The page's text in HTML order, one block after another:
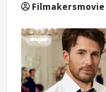
Filmakersmovie